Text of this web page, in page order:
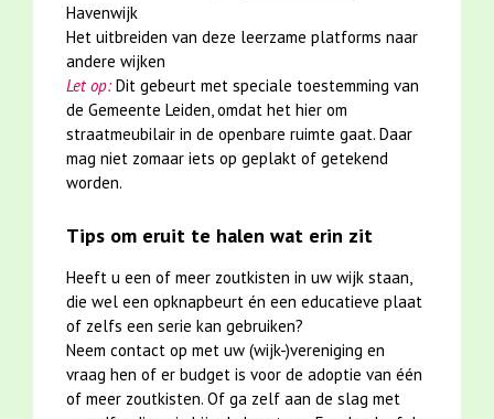
Havenwijk
Het uitbreiden van deze leerzame platforms naar
andere wijken
Let op:Dit gebeurt met speciale toestemming van
de Gemeente Leiden, omdat het hier om
straatmeubilair in de openbare ruimte gaat. Daar
mag niet zomaar iets op geplakt of getekend
worden.
Tips om eruit te halen wat erin zit
Heeft u een of meer zoutkisten in uw wijk staan,
die wel een opknapbeurt én een educatieve plaat
of zelfs een serie kan gebruiken?
Neem contact op met uw (wijk-)vereniging en
vraag hen of er budget is voor de adoptie van één
of meer zoutkisten. Of ga zelf aan de slag met